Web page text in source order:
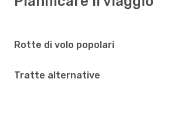
Rotte di volo popolari
Tratte alternative